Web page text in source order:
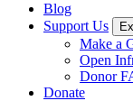
Blog
Support Us
Make a
Open
Donor
Donate